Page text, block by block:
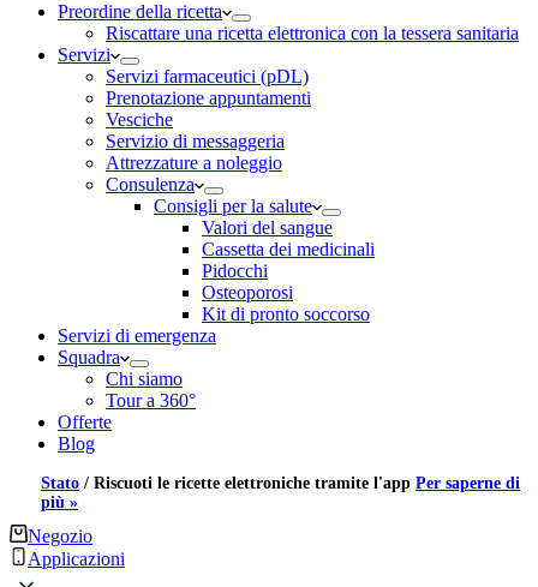
Preordine della ricetta
Riscattare una ricetta elettronica con la tessera sanitaria
Servizi
Servizi farmaceutici (pDL)
Prenotazione appuntamenti
Vesciche
Servizio di messaggeria
Attrezzature a noleggio
Consulenza
Consigli per la salute
Valori del sangue
Cassetta dei medicinali
Pidocchi
Osteoporosi
Kit di pronto soccorso
Servizi di emergenza
Squadra
Chi siamo
Tour a 360°
Offerte
Blog
Stato / Riscuoti le ricette elettroniche tramite l'app Per saperne di
più »
Negozio
Applicazioni